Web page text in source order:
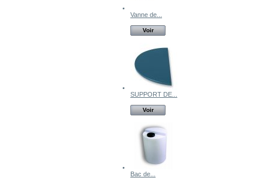
Vanne de...
Voir
SUPPORT DE...
Voir
Bac de...